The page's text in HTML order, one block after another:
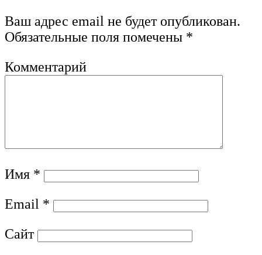
Ваш адрес email не будет опубликован.
Обязательные поля помечены *
Комментарий
Имя *
Email *
Сайт